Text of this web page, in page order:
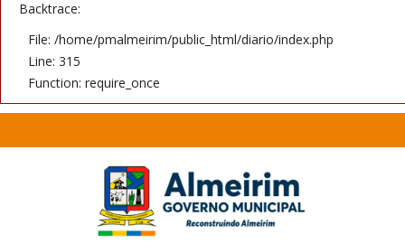
Backtrace:
File: /home/pmalmeirim/public_html/diario/index.php
Line: 315
Function: require_once